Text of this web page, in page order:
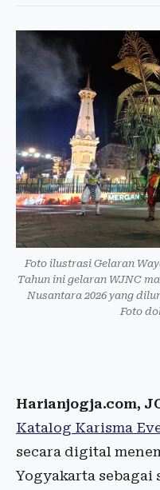
Foto ilustrasi Gelaran
Tahun ini gelaran WJNC
Nusantara 2026 yang
Foto
Harianjogja.com,
Katalog Karisma
secara digital
Yogyakarta sebagai